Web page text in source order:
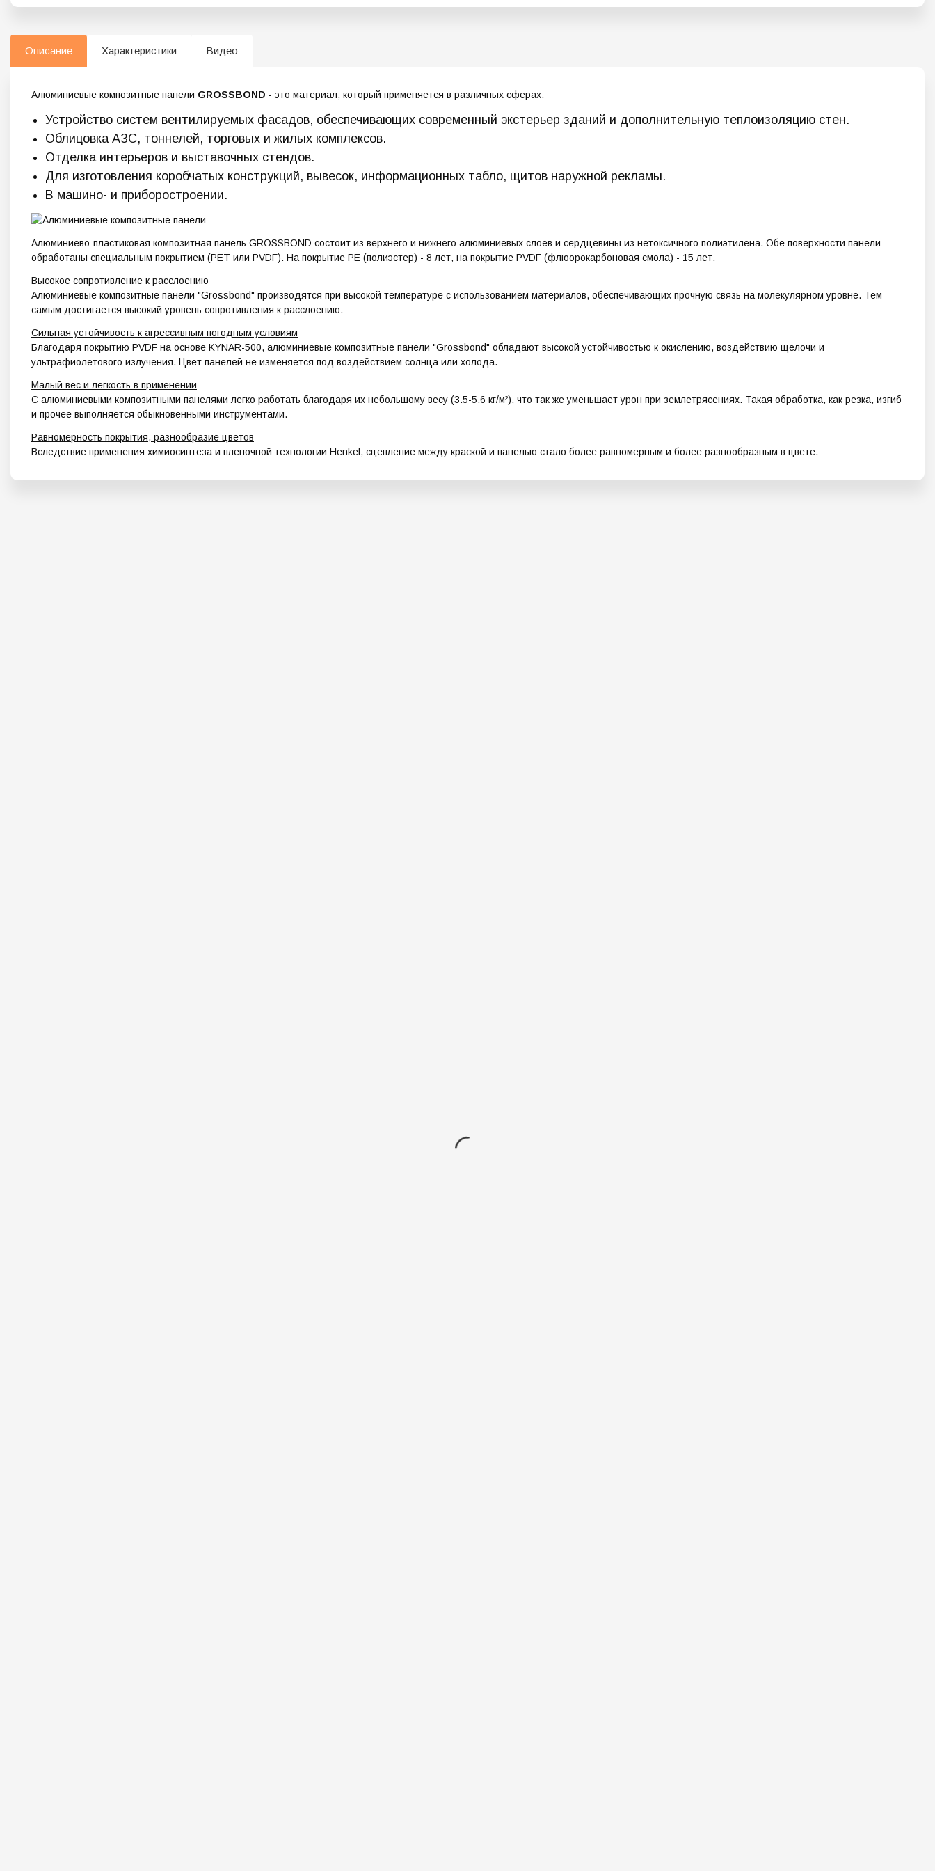
Описание Характеристики Видео
Алюминиевые композитные панели GROSSBOND - это материал, который применяется в различных сферах:
Устройство систем вентилируемых фасадов, обеспечивающих современный экстерьер зданий и дополнительную теплоизоляцию стен.
Облицовка АЗС, тоннелей, торговых и жилых комплексов.
Отделка интерьеров и выставочных стендов.
Для изготовления коробчатых конструкций, вывесок, информационных табло, щитов наружной рекламы.
В машино- и приборостроении.
Алюминиево-пластиковая композитная панель GROSSBOND состоит из верхнего и нижнего алюминиевых слоев и сердцевины из нетоксичного полиэтилена. Обе поверхности панели
обработаны специальным покрытием (PET или PVDF). На покрытие PE (полиэстер) - 8 лет, на покрытие PVDF (флюорокарбоновая смола) - 15 лет.
Высокое сопротивление к расслоению
Алюминиевые композитные панели "Grossbond" производятся при высокой температуре с использованием материалов, обеспечивающих прочную связь на молекулярном уровне. Тем
самым достигается высокий уровень сопротивления к расслоению.
Сильная устойчивость к агрессивным погодным условиям
Благодаря покрытию PVDF на основе KYNAR-500, алюминиевые композитные панели "Grossbond" обладают высокой устойчивостью к окислению, воздействию щелочи и
ультрафиолетового излучения. Цвет панелей не изменяется под воздействием солнца или холода.
Малый вес и легкость в применении
С алюминиевыми композитными панелями легко работать благодаря их небольшому весу (3.5-5.6 кг/м²), что так же уменьшает урон при землетрясениях. Такая обработка, как резка, изгиб
и прочее выполняется обыкновенными инструментами.
Равномерность покрытия, разнообразие цветов
Вследствие применения химиосинтеза и пленочной технологии Henkel, сцепление между краской и панелью стало более равномерным и более разнообразным в цвете.